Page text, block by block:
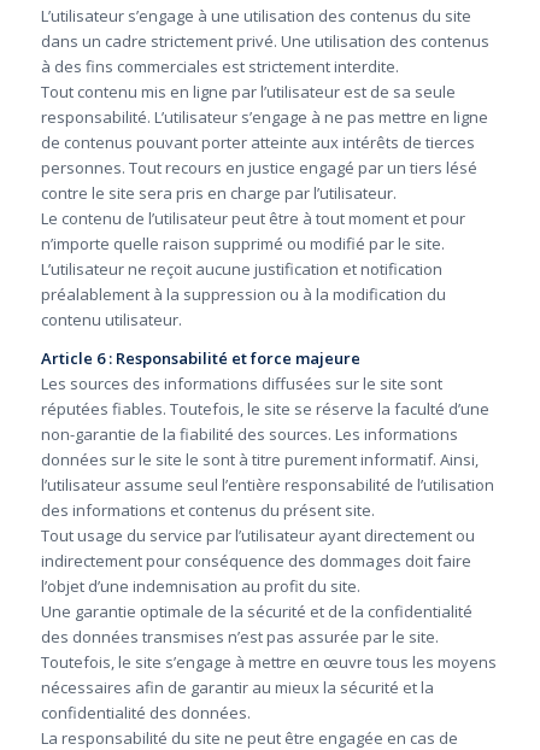
L’utilisateur s’engage à une utilisation des contenus du site
dans un cadre strictement privé. Une utilisation des contenus
à des fins commerciales est strictement interdite.
Tout contenu mis en ligne par l’utilisateur est de sa seule
responsabilité. L’utilisateur s’engage à ne pas mettre en ligne
de contenus pouvant porter atteinte aux intérêts de tierces
personnes. Tout recours en justice engagé par un tiers lésé
contre le site sera pris en charge par l’utilisateur.
Le contenu de l’utilisateur peut être à tout moment et pour
n’importe quelle raison supprimé ou modifié par le site.
L’utilisateur ne reçoit aucune justification et notification
préalablement à la suppression ou à la modification du
contenu utilisateur.
Article 6 : Responsabilité et force majeure
Les sources des informations diffusées sur le site sont
réputées fiables. Toutefois, le site se réserve la faculté d’une
non-garantie de la fiabilité des sources. Les informations
données sur le site le sont à titre purement informatif. Ainsi,
l’utilisateur assume seul l’entière responsabilité de l’utilisation
des informations et contenus du présent site.
Tout usage du service par l’utilisateur ayant directement ou
indirectement pour conséquence des dommages doit faire
l’objet d’une indemnisation au profit du site.
Une garantie optimale de la sécurité et de la confidentialité
des données transmises n’est pas assurée par le site.
Toutefois, le site s’engage à mettre en œuvre tous les moyens
nécessaires afin de garantir au mieux la sécurité et la
confidentialité des données.
La responsabilité du site ne peut être engagée en cas de